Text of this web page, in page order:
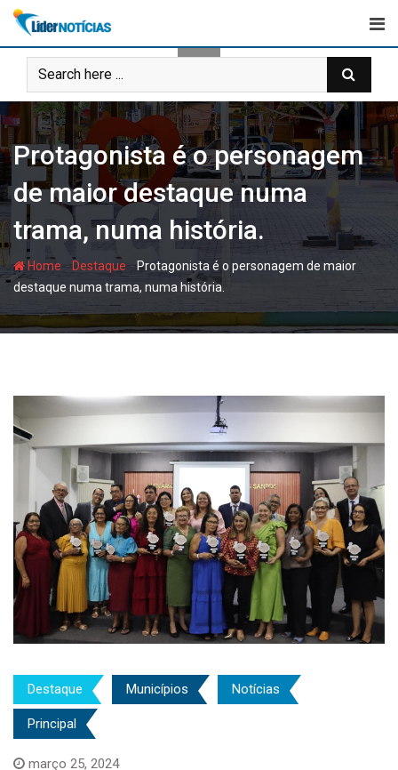
Skip
content
Protagonista é o personagem
de maior destaque numa
trama, numa história.
Home - Destaque - Protagonista é o personagem de maior
destaque numa trama, numa história.
Destaque Municípios Notícias
Principal
março 25, 2024